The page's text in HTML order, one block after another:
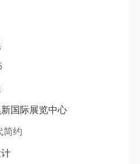
国际展览中心
简约